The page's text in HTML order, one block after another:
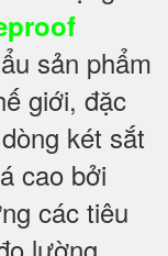
sản phẩm
giới, đặc
két sắt
cao bởi
các tiêu